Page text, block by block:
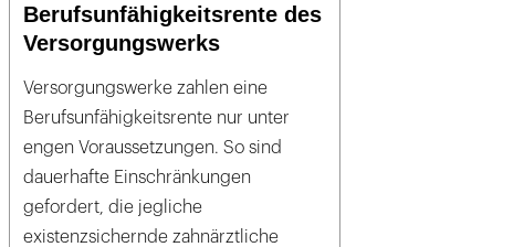
Berufsunfähigkeitsrente des
Versorgungswerks
Versorgungswerke zahlen eine
Berufsunfähigkeitsrente nur unter
engen Voraussetzungen. So sind
dauerhafte Einschränkungen
gefordert, die jegliche
existenzsichernde zahnärztliche